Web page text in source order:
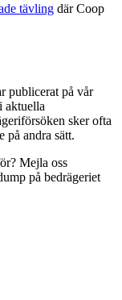
tävling där Coop
publicerat på vår
aktuella
sker ofta
på andra sätt.
Mejla oss
på bedrägeriet